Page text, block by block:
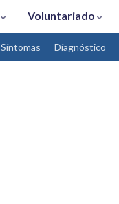
Voluntariado
Síntomas Díagnóstico